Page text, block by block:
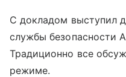
С докладом выступил
службы безопасности
Традиционно все
режиме.